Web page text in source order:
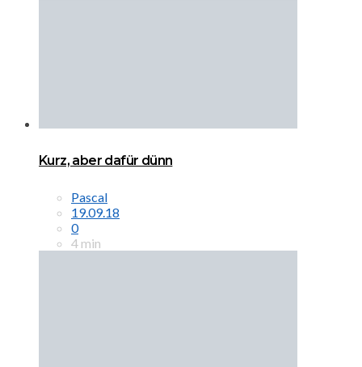
Kurz, aber dafür dünn
Pascal
19.09.18
0
4 min